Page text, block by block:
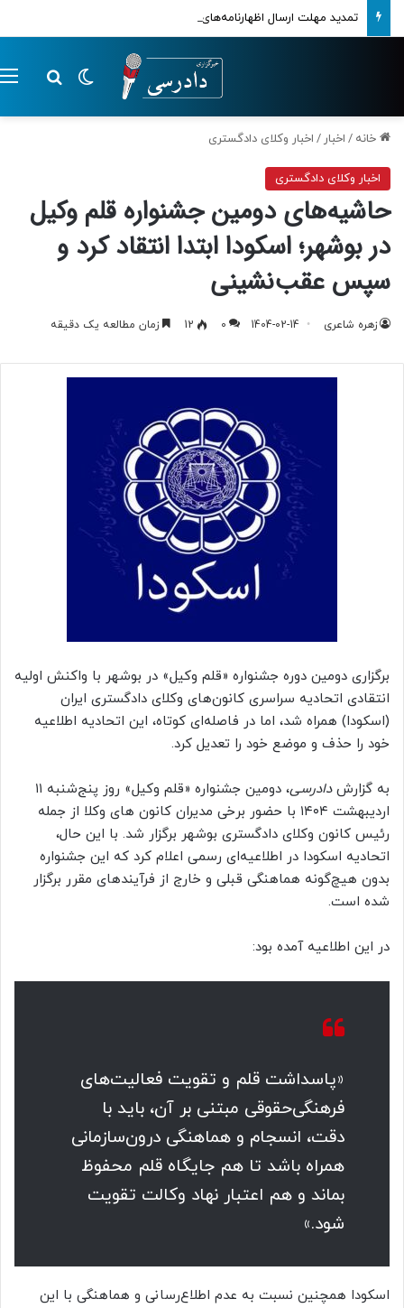
تمدید مهلت ارسال اظهارنامه‌های مالیاتی تا پایان تابستان 1405
تغییر پوسته
خانه / اخبار / اخبار وکلای دادگستری
اخبار وکلای دادگستری
حاشیه‌های دومین جشنواره قلم وکیل
در بوشهر؛ اسکودا ابتدا انتقاد کرد و
سپس عقب‌نشینی
زهره شاعری 1404-02-14
0
12 زمان مطالعه یک دقیقه
برگزاری دومین دوره جشنواره «قلم وکیل» در بوشهر با واکنش اولیه
انتقادی اتحادیه سراسری کانون‌های وکلای دادگستری ایران
(اسکودا) همراه شد، اما در فاصله‌ای کوتاه، این اتحادیه اطلاعیه
خود را حذف و موضع خود را تعدیل کرد.
به گزارشدادرسی
، دومین جشنواره «قلم وکیل» روز پنج‌شنبه ۱۱
اردیبهشت ۱۴۰۴ با حضور برخی مدیران کانون های وکلا از جمله
رئیس کانون وکلای دادگستری بوشهر برگزار شد. با این حال،
اتحادیه اسکودا در اطلاعیه‌ای رسمی اعلام کرد که این جشنواره
بدون هیچ‌گونه هماهنگی قبلی و خارج از فرآیندهای مقرر برگزار
شده است.
در این اطلاعیه آمده بود:
«پاسداشت قلم و تقویت فعالیت‌های
فرهنگی‌حقوقی مبتنی بر آن، باید با
دقت، انسجام و هماهنگی درون‌سازمانی
همراه باشد تا هم جایگاه قلم محفوظ
بماند و هم اعتبار نهاد وکالت تقویت
شود.»
اسکودا همچنین نسبت به عدم اطلاع‌رسانی و هماهنگی با این